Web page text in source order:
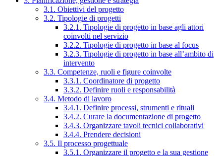
3.1. Obiettivi del progetto
3.2. Tipologie di progetti
3.2.1. Tipologie di progetto in base agli attori
coinvolti nel servizio
3.2.2. Tipologie di progetto in base al focus
3.2.3. Tipologie di progetto in base all’ambito di
intervento
3.3. Competenze, ruoli e figure coinvolte
3.3.1. Coordinatore di progetto
3.3.2. Definire ruoli e responsabilità
3.4. Metodo di lavoro
3.4.1. Definire processi, strumenti e rituali
3.4.2. Curare la documentazione di progetto
3.4.3. Organizzare tavoli tecnici collaborativi
3.4.4. Prendere decisioni
3.5. Il processo progettuale
3.5.1. Organizzare il progetto e la sua gestione